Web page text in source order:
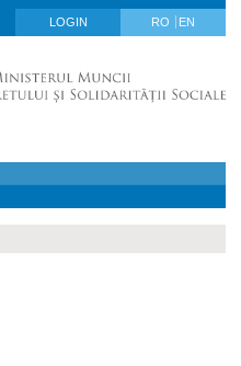
LOGIN RO EN